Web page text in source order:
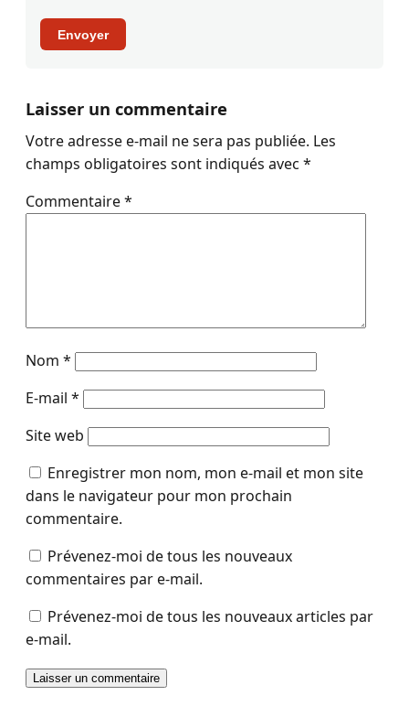
Envoyer
Laisser un commentaire
Votre adresse e-mail ne sera pas publiée. Les
champs obligatoires sont indiqués avec *
Commentaire*
Nom *
E-mail *
Site web
Enregistrer mon nom, mon e-mail et mon site
dans le navigateur pour mon prochain
commentaire.
Prévenez-moi de tous les nouveaux
commentaires par e-mail.
Prévenez-moi de tous les nouveaux articles par
e-mail.